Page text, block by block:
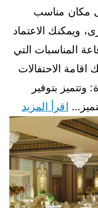
مكان مناسب
ويمكنك الاعتماد
المناسبات التي
اقامة الاحتفالات
وتتميز بتوفير
اقرأ المزيد